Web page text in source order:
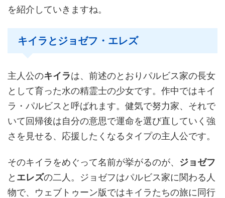
を紹介していきますね。
キイラとジョゼフ・エレズ
主人公のキイラは、前述のとおりパルビス家の長女
として育った水の精霊士の少女です。作中ではキイ
ラ・パルビスと呼ばれます。健気で努力家、それで
いて回帰後は自分の意思で運命を選び直していく強
さを見せる、応援したくなるタイプの主人公です。
そのキイラをめぐって名前が挙がるのが、 ジョゼフ
と エレズの二人。ジョゼフはパルビス家に関わる人
物で、ウェブトゥーン版ではキイラたちの旅に同行